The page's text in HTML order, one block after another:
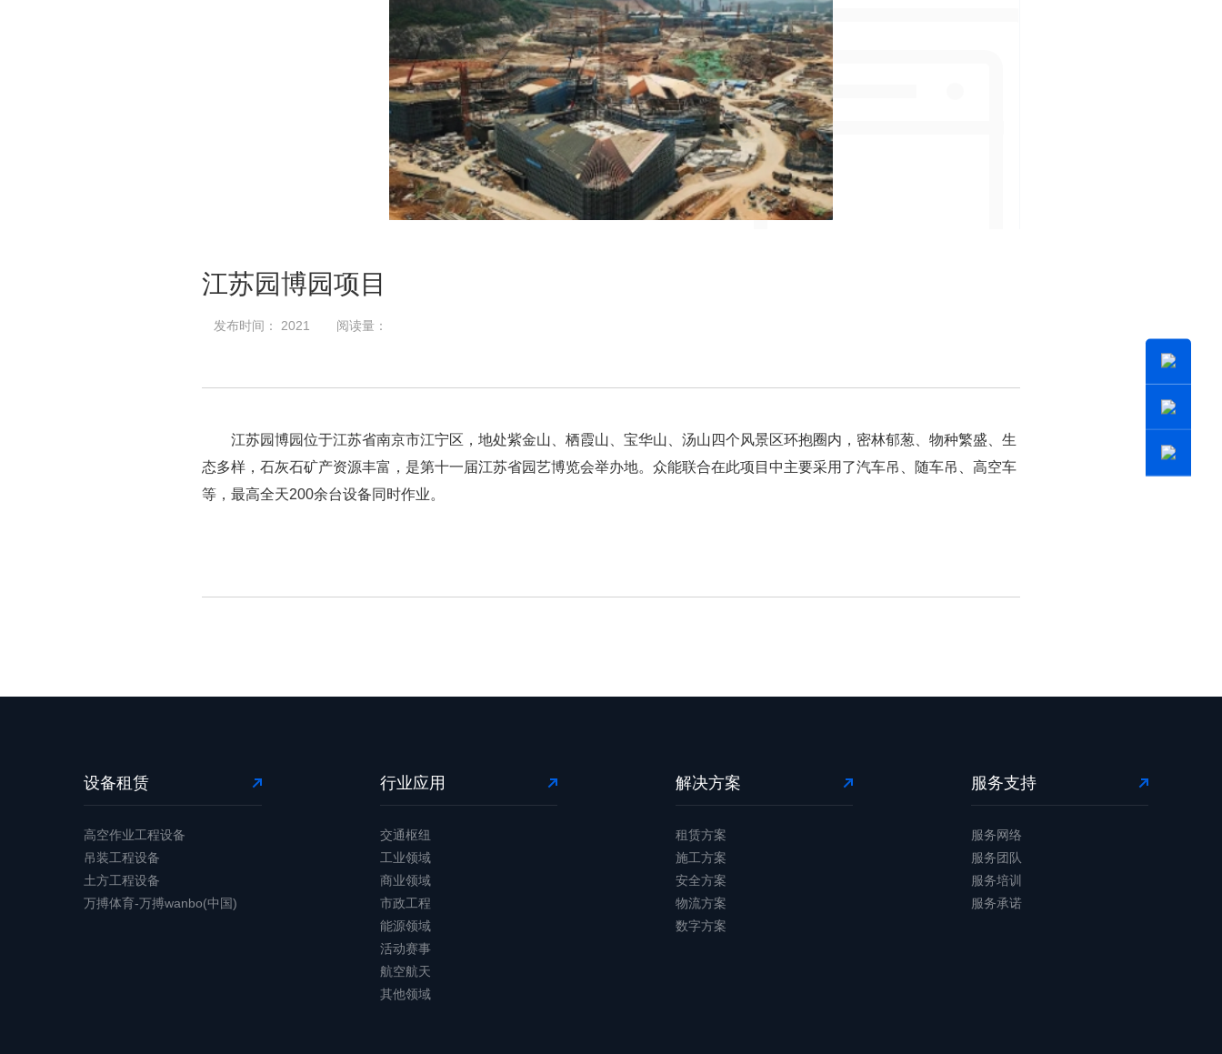
江苏园博园项目
发布时间： 2021 阅读量：
江苏园博园位于江苏省南京市江宁区，地处紫金山、栖霞山、宝华山、汤山四个风景区环抱圈内，密林郁葱、物种繁盛、生
态多样，石灰石矿产资源丰富，是第十一届江苏省园艺博览会举办地。众能联合在此项目中主要采用了汽车吊、随车吊、高空车
等，最高全天200余台设备同时作业。
设备租赁
高空作业工程设备
吊装工程设备
土方工程设备
万搏体育-万搏wanbo(中国)
行业应用
交通枢纽
工业领域
商业领域
市政工程
能源领域
活动赛事
航空航天
其他领域
解决方案
租赁方案
施工方案
安全方案
物流方案
数字方案
服务支持
服务网络
服务团队
服务培训
服务承诺